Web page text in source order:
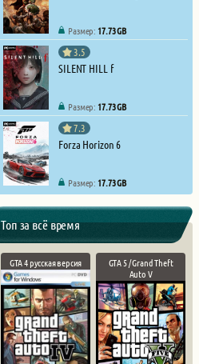
Размер: 17.73 GB
3.5
SILENT HILL f
Размер: 17.73 GB
7.3
Forza Horizon 6
Размер: 17.73 GB
Топ за всё время
GTA 4 русская версия
GTA 5 / Grand Theft
Auto V